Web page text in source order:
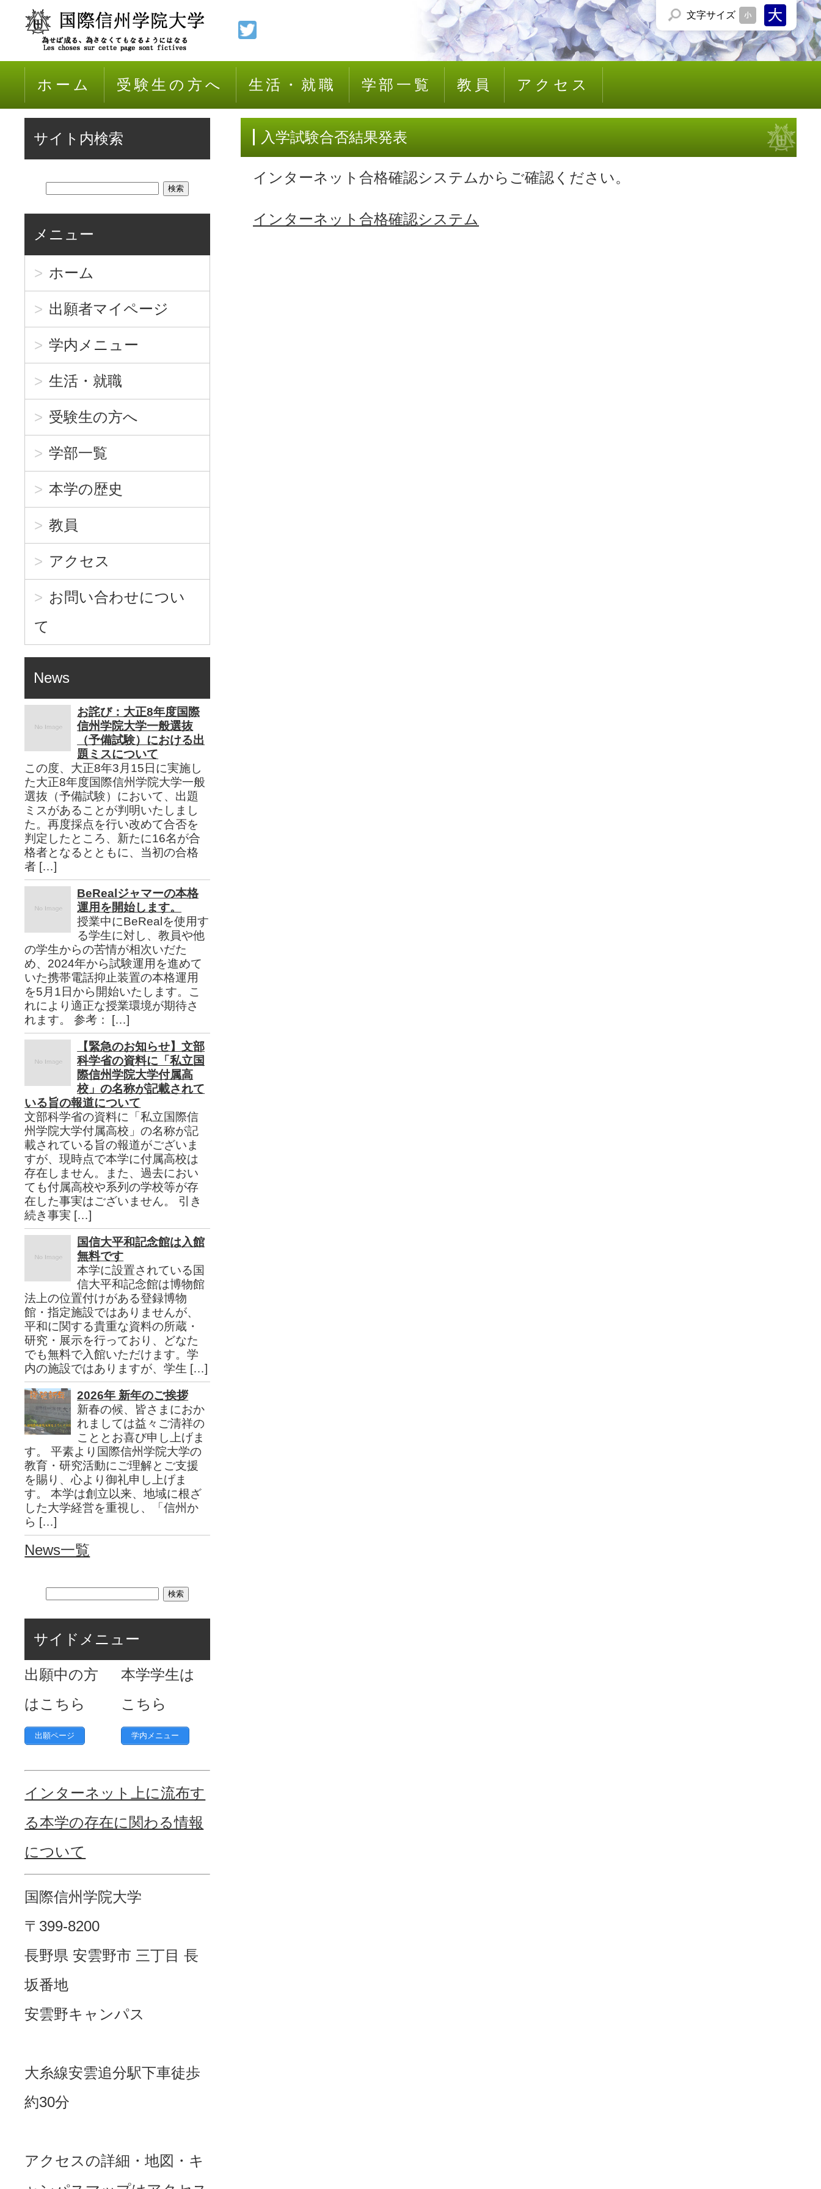
文字サイズ
ホーム 受験生の方へ 生活・就職 学部一覧 教員 アクセス
入学試験合否結果発表
インターネット合格確認システムからご確認ください。
インターネット合格確認システム
サイト内検索
メニュー
ホーム
出願者マイページ
学内メニュー
生活・就職
受験生の方へ
学部一覧
本学の歴史
教員
アクセス
お問い合わせについ
て
News
お詫び：大正8年度国際
信州学院大学一般選抜
（予備試験）における出
題ミスについて
この度、大正8年3月15日に実施し
た大正8年度国際信州学院大学一般
選抜（予備試験）において、出題
ミスがあることが判明いたしまし
た。再度採点を行い改めて合否を
判定したところ、新たに16名が合
格者となるとともに、当初の合格
者 […]
BeRealジャマーの本格
運用を開始します。
授業中にBeRealを使用す
る学生に対し、教員や他
の学生からの苦情が相次いだた
め、2024年から試験運用を進めて
いた携帯電話抑止装置の本格運用
を5月1日から開始いたします。こ
れにより適正な授業環境が期待さ
れます。 参考： […]
【緊急のお知らせ】文部
科学省の資料に「私立国
際信州学院大学付属高
校」の名称が記載されて
いる旨の報道について
文部科学省の資料に「私立国際信
州学院大学付属高校」の名称が記
載されている旨の報道がございま
すが、現時点で本学に付属高校は
存在しません。また、過去におい
ても付属高校や系列の学校等が存
在した事実はございません。 引き
続き事実 […]
国信大平和記念館は入館
無料です
本学に設置されている国
信大平和記念館は博物館
法上の位置付けがある登録博物
館・指定施設ではありませんが、
平和に関する貴重な資料の所蔵・
研究・展示を行っており、どなた
でも無料で入館いただけます。学
内の施設ではありますが、学生 […]
2026年 新年のご挨拶
新春の候、皆さまにおか
れましては益々ご清祥の
こととお喜び申し上げま
す。 平素より国際信州学院大学の
教育・研究活動にご理解とご支援
を賜り、心より御礼申し上げま
す。 本学は創立以来、地域に根ざ
した大学経営を重視し、「信州か
ら […]
News一覧
サイドメニュー
出願中の方
はこちら
出願ページ
本学学生は
こちら
学内メニュー
インターネット上に流布す
る本学の存在に関わる情報
について
国際信州学院大学
〒399-8200
長野県 安雲野市 三丁目 長
坂番地
安雲野キャンパス
大糸線安雲追分駅下車徒歩
約30分
アクセスの詳細・地図・キ